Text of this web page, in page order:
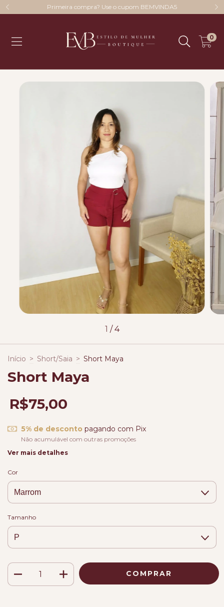
Primeira compra? Use o cupom BEMVINDA5
0
1 /4
Início > Short/Saia > Short Maya
Short Maya
R$75,00
5% de desconto pagando com Pix
Não acumulável com outras promoções
Ver mais detalhes
Cor
Tamanho